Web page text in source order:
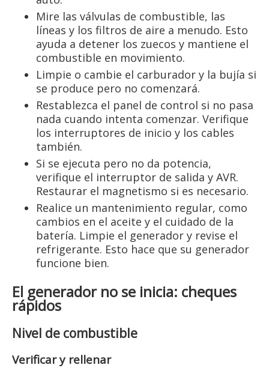
Mire las válvulas de combustible, las
líneas y los filtros de aire a menudo. Esto
ayuda a detener los zuecos y mantiene el
combustible en movimiento.
Limpie o cambie el carburador y la bujía si
se produce pero no comenzará.
Restablezca el panel de control si no pasa
nada cuando intenta comenzar. Verifique
los interruptores de inicio y los cables
también.
Si se ejecuta pero no da potencia,
verifique el interruptor de salida y AVR.
Restaurar el magnetismo si es necesario.
Realice un mantenimiento regular, como
cambios en el aceite y el cuidado de la
batería. Limpie el generador y revise el
refrigerante. Esto hace que su generador
funcione bien.
El generador no se inicia: cheques
rápidos
Nivel de combustible
Verificar y rellenar